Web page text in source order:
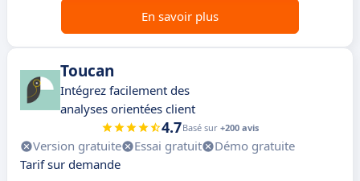
En savoir plus
Toucan
Intégrez facilement des
analyses orientées client
4.7Basé sur +200 avis
Version gratuite Essai gratuit
Démo gratuite
Tarif sur demande